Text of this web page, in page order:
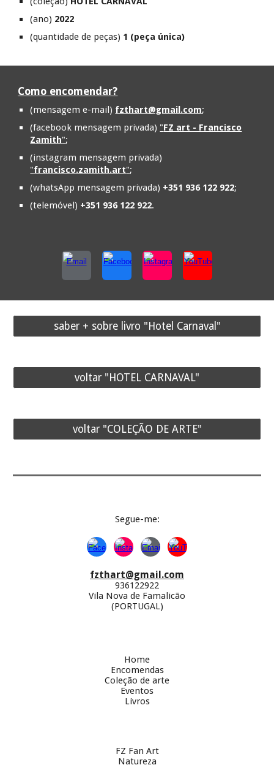
(ano) 2022
(quantidade de peças) 1 (peça única)
Como encomendar?
(mensagem e-mail) fzthart@gmail.com;
(facebook mensagem privada) "FZ art - Francisco
Zamith";
(instagram mensagem privada)
"francisco.zamith.art";
(whatsApp mensagem privada) +351 936 122 922;
(telemóvel) +351 936 122 922.
saber + sobre livro "Hotel Carnaval"
voltar "HOTEL CARNAVAL"
voltar "COLEÇÃO DE ARTE"
Segue-me:
fzthart@gmail.com
936122922
Vila Nova de Famalicão
(PORTUGAL)
Home
Encomendas
Coleção de arte
Eventos
Livros
FZ Fan Art
Natureza